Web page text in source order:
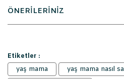
ÖNERİLERİNİZ
Etiketler :
yaş mama
yaş mama nasıl